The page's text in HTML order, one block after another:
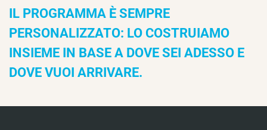
IL PROGRAMMA È SEMPRE
PERSONALIZZATO: LO COSTRUIAMO
INSIEME IN BASE A DOVE SEI ADESSO E
DOVE VUOI ARRIVARE.